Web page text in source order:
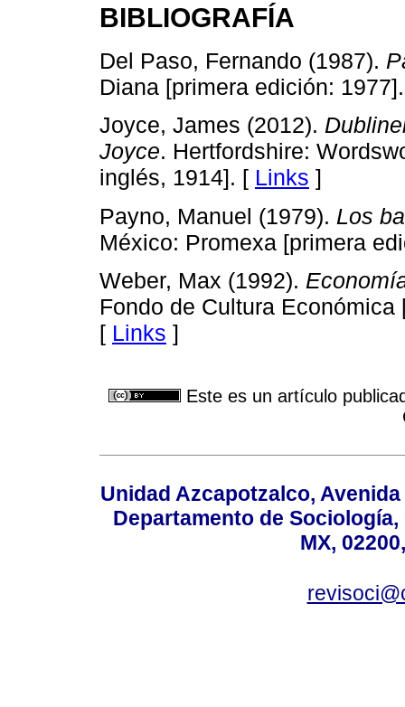
BIBLIOGRAFÍA
Del Paso, Fernando (1987).
Diana [primera edición:
Joyce, James (2012).
Joyce. Hertfordshire:
inglés, 1914]. [ Links ]
Payno, Manuel (1979). Los
México: Promexa [primera
Weber, Max (1992).
Fondo de Cultura
[ Links ]
Este es un artículo
Unidad Azcapotzalco,
Departamento de
MX,